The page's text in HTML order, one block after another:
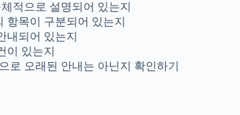
적으로 설명되어 있는지
항목이 구분되어 있는지
내되어 있는지
이 있는지
로 오래된 안내는 아닌지 확인하기